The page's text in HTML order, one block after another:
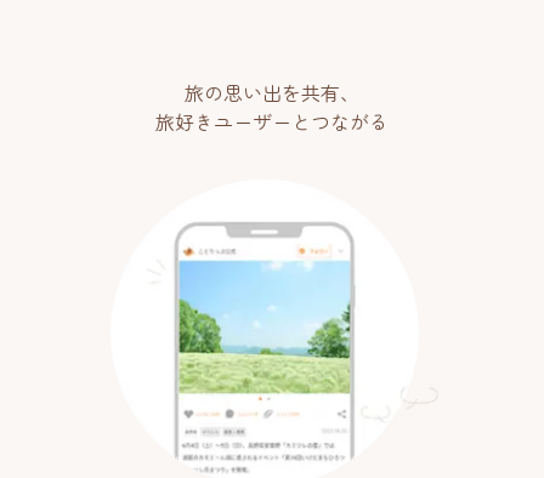
旅の思い出を共有、
旅好きユーザーとつながる